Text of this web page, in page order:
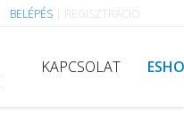
BELÉPÉS REGISZTRÁCIÓ
KAPCSOLAT